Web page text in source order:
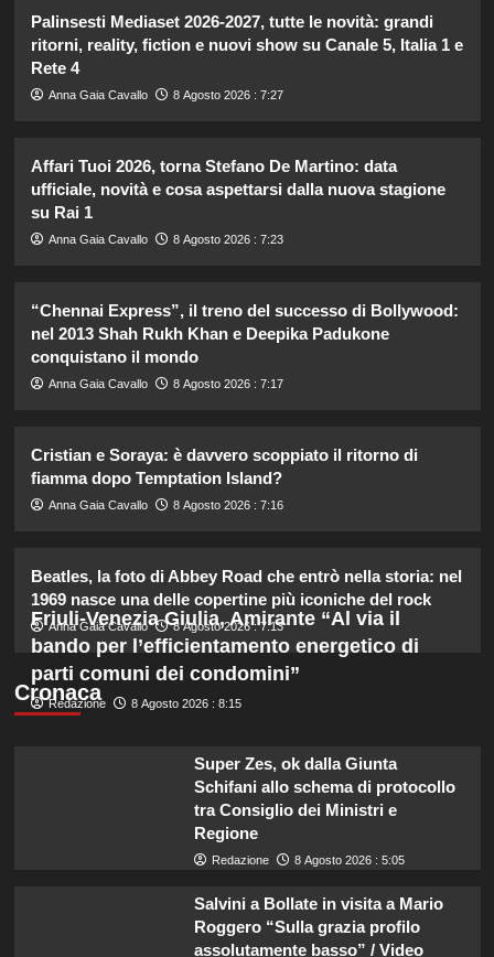
Elisabetta Gregoraci incontra la
sorella in Costa Smeralda: momenti
da ricordare insieme.
dimenticherò mai.
“Pressione alta, nausea e mal di
finita la relazione con Alessio Pilli
Elisabetta Gregoraci incontra la
sorella in Costa Smeralda: momenti
da ricordare insieme.
Phillips: l’eleganza estiva che non
dimenticherò mai.
Palinsesti Mediaset 2026-2027, tutte le novità: grandi
ritorni, reality, fiction e nuovi show su Canale 5, Italia 1 e
Rete 4
Anna Gaia Cavallo 8 Agosto 2026 : 7:27
Affari Tuoi 2026, torna Stefano De Martino: data
ufficiale, novità e cosa aspettarsi dalla nuova stagione
su Rai 1
Anna Gaia Cavallo 8 Agosto 2026 : 7:23
“Chennai Express”, il treno del successo di Bollywood:
nel 2013 Shah Rukh Khan e Deepika Padukone
conquistano il mondo
Anna Gaia Cavallo 8 Agosto 2026 : 7:17
Cristian e Soraya: è davvero scoppiato il ritorno di
fiamma dopo Temptation Island?
Anna Gaia Cavallo 8 Agosto 2026 : 7:16
Beatles, la foto di Abbey Road che entrò nella storia: nel
1969 nasce una delle copertine più iconiche del rock
Anna Gaia Cavallo 8 Agosto 2026 : 7:13
Cronaca
Friuli-Venezia Giulia, Amirante “Al via il
bando per l’efficientamento energetico di
parti comuni dei condomini”
Redazione 8 Agosto 2026 : 8:15
Super Zes, ok dalla Giunta
Schifani allo schema di protocollo
tra Consiglio dei Ministri e
Regione
Redazione 8 Agosto 2026 : 5:05
Salvini a Bollate in visita a Mario
Roggero “Sulla grazia profilo
assolutamente basso” / Video